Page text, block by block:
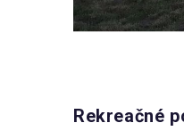
Rekreačné